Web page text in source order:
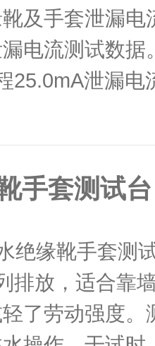
及手套泄漏
电流测试数
25.0mA泄漏
手套测试台
绝缘靴手套测
排放，适合靠
了劳动强度